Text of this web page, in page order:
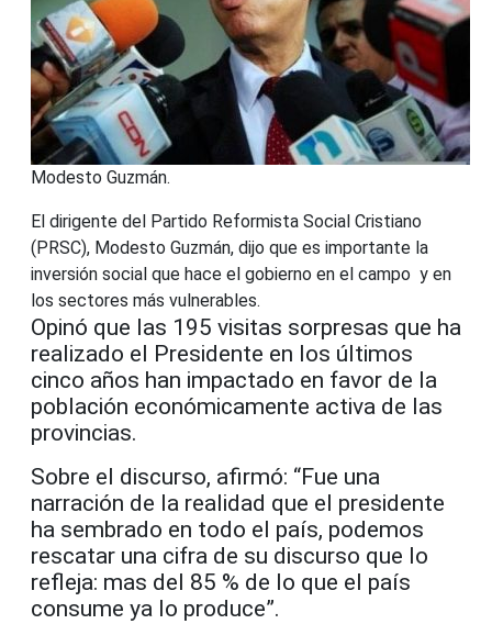
Modesto Guzmán.
El dirigente del Partido Reformista Social Cristiano
(PRSC), Modesto Guzmán, dijo que es importante la
inversión social que hace el gobierno en el campo y en
los sectores más vulnerables.
Opinó que las 195 visitas sorpresas que ha
realizado el Presidente en los últimos
cinco años han impactado en favor de la
población económicamente activa de las
provincias.
Sobre el discurso, afirmó: “Fue una
narración de la realidad que el presidente
ha sembrado en todo el país, podemos
rescatar una cifra de su discurso que lo
refleja: mas del 85 % de lo que el país
consume ya lo produce”.